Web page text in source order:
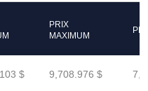
PRIX
MAXIMUM
$ 9,708.976 $